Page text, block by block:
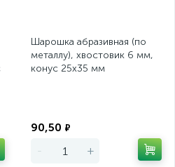
Шарошка абразивная (по
металлу), хвостовик 6 мм,
конус 25х35 мм
90,50 ₽
- +